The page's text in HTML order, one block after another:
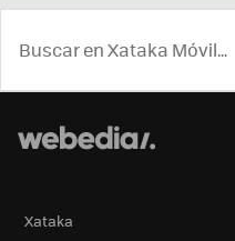
Xataka